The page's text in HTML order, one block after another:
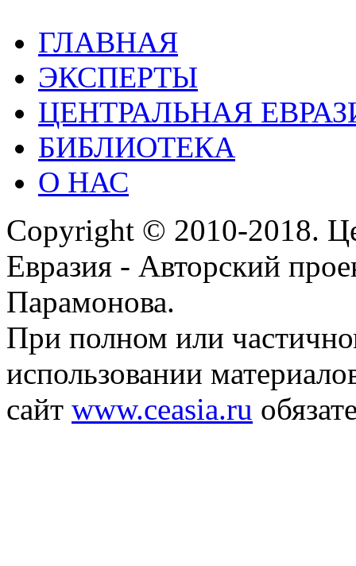
ГЛАВНАЯ
ЭКСПЕРТЫ
ЦЕНТРАЛЬНАЯ
БИБЛИОТЕКА
О НАС
Copyright © 2010-2018.
Евразия - Авторский
Парамонова.
При полном или
использовании
сайт www.ceasia.ru